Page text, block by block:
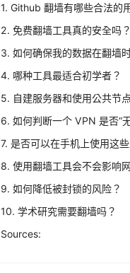
1. Github 翻墙有哪些合法的
2. 免费翻墙工具真的安全吗？
3. 如何确保我的数据在翻墙
4. 哪种工具最适合初学者？
5. 自建服务器和使用公共节
6. 如何判断一个 VPN 是否“
7. 是否可以在手机上使用这
8. 使用翻墙工具会不会影响
9. 如何降低被封锁的风险？
10. 学术研究需要翻墙吗？
Sources: